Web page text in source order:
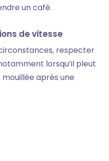
un café.
de vitesse
respecter
lorsqu’il pleut
après une